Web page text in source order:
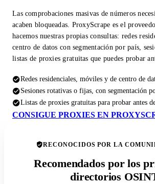
Las comprobaciones masivas de números
acaben bloqueadas. ProxyScrape es el
hacemos nuestras propias consultas: redes
centro de datos con segmentación por país,
listas de proxies gratuitas que puedes probar
Redes residenciales, móviles y de centro de
Sesiones rotativas o fijas, con segmentación
Listas de proxies gratuitas para probar antes
CONSIGUE PROXIES EN
RECONOCIDOS POR LA
Recomendados por los
directorios